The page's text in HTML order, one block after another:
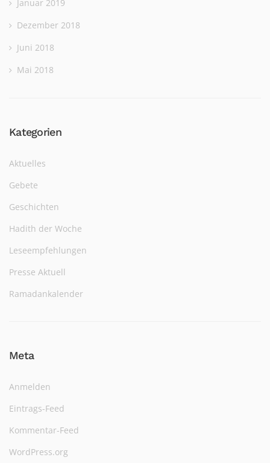
Januar 2019
Dezember 2018
Juni 2018
Mai 2018
Kategorien
Aktuelles
Gebete
Geschichten
Hadith der Woche
Leseempfehlungen
Presse Aktuell
Ramadankalender
Meta
Anmelden
Eintrags-Feed
Kommentar-Feed
WordPress.org